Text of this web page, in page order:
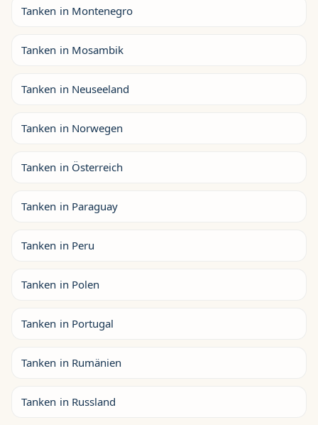
Tanken in Montenegro
Tanken in Mosambik
Tanken in Neuseeland
Tanken in Norwegen
Tanken in Österreich
Tanken in Paraguay
Tanken in Peru
Tanken in Polen
Tanken in Portugal
Tanken in Rumänien
Tanken in Russland